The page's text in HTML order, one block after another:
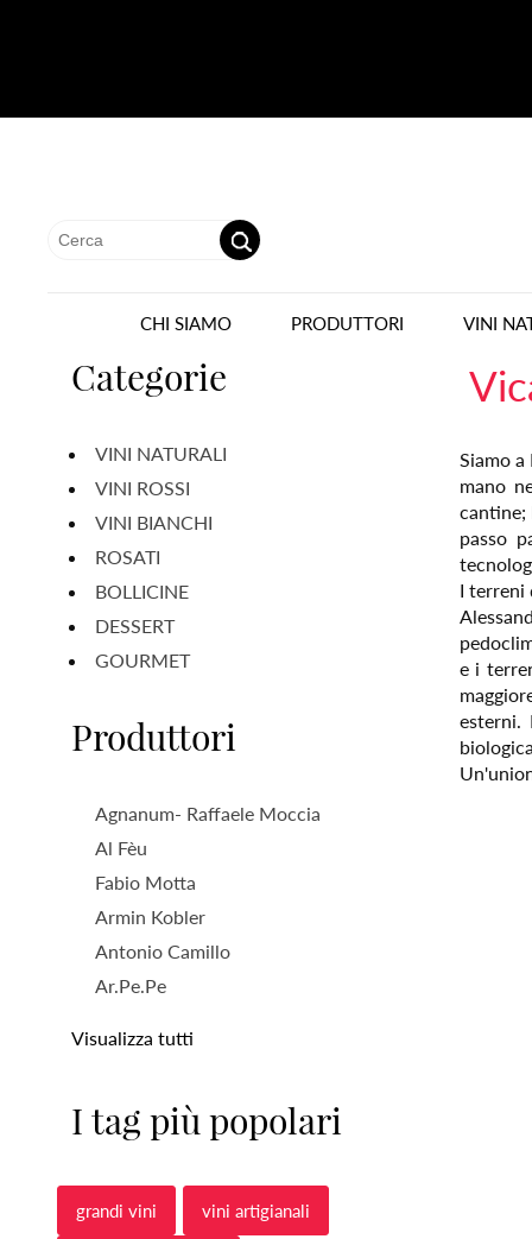
CHI SIAMO PRODUTTORI VINI
Categorie
VINI NATURALI
VINI ROSSI
VINI BIANCHI
ROSATI
BOLLICINE
DESSERT
GOURMET
Produttori
Agnanum- Raffaele Moccia
Al Fèu
Fabio Motta
Armin Kobler
Antonio Camillo
Ar.Pe.Pe
Visualizza tutti
I tag più popolari
grandi vini vini artigianali
Siamo
mano
cantine;
passo
I terreni
e i
esterni.